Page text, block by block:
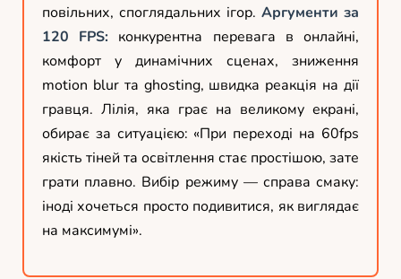
повільних, споглядальних ігор. Аргументи за
120 FPS: конкурентна перевага в онлайні,
комфорт у динамічних сценах, зниження
motion blur та ghosting, швидка реакція на дії
гравця. Лілія, яка грає на великому екрані,
обирає за ситуацією: «При переході на 60fps
якість тіней та освітлення стає простішою, зате
грати плавно. Вибір режиму — справа смаку:
іноді хочеться просто подивитися, як виглядає
на максимумі».